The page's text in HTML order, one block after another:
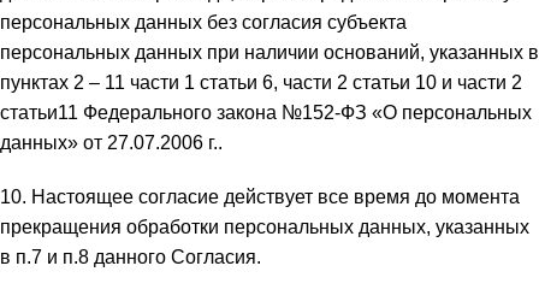
персональных данных без согласия субъекта
персональных данных при наличии оснований, указанных в
пунктах 2 – 11 части 1 статьи 6, части 2 статьи 10 и части 2
статьи11 Федерального закона №152-ФЗ «О персональных
данных» от 27.07.2006 г..
10. Настоящее согласие действует все время до момента
прекращения обработки персональных данных, указанных
в п.7 и п.8 данного Согласия.